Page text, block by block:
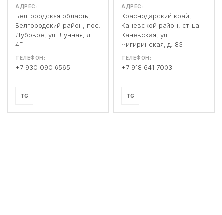
АДРЕС:
Белгородская область,
Белгородский район, пос.
Дубовое, ул. Лунная, д.
4Г
ТЕЛЕФОН:
+7 930 090 6565
TG
АДРЕС:
Краснодарский край,
Каневской район, ст-ца
Каневская, ул.
Чигиринская, д. 83
ТЕЛЕФОН:
+7 918 641 7003
TG